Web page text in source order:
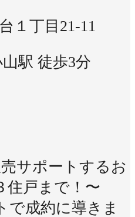
１丁目21-11
駅 徒歩3分
サポートするお
住戸まで！〜
で成約に導きま